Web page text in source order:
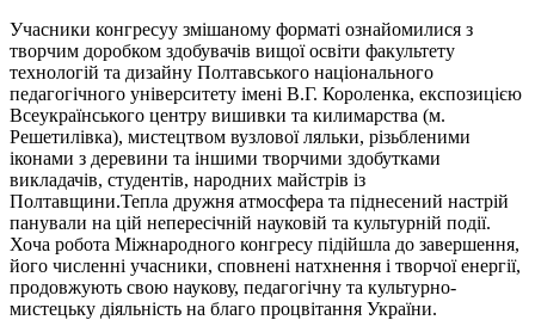
Учасники конгресуу змішаному форматі ознайомилися з
творчим доробком здобувачів вищої освіти факультету
технологій та дизайну Полтавського національного
педагогічного університету імені В.Г. Короленка, експозицією
Всеукраїнського центру вишивки та килимарства (м.
Решетилівка), мистецтвом вузлової ляльки, різьбленими
іконами з деревини та іншими творчими здобутками
викладачів, студентів, народних майстрів із
Полтавщини.Тепла дружня атмосфера та піднесений настрій
панували на цій непересічній науковій та культурній події.
Хоча робота Міжнародного конгресу підійшла до завершення,
його численні учасники, сповнені натхнення і творчої енергії,
продовжують свою наукову, педагогічну та культурно-
мистецьку діяльність на благо процвітання України.